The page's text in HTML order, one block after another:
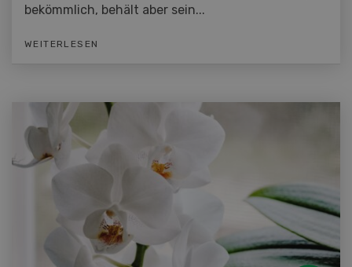
bekömmlich, behält aber sein...
WEITERLESEN